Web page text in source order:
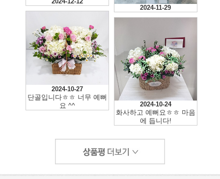
2024-11-29
2024-10-27
단골입니다ㅎㅎ 너무 예뻐
요 ^^
2024-10-24
화사하고 예뻐요ㅎㅎ 마음
에 듭니다!